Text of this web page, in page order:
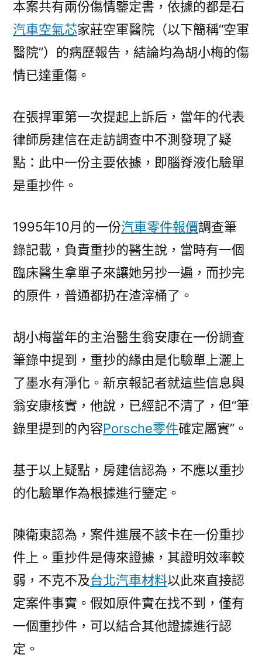
本案共有兩份傷情鑒定書，依據的都是石
汽車空氣芯家莊空軍醫院（以下簡稱“空軍
醫院”）的病歷報告，結論均為胡小梅的傷
情已達重傷。
在張捍軍第一次提起上訴后，當年的代表
律師房建信在走訪調查中不測發現了疑
點：此中一份主要依據，即腦脊液化驗單
是重抄件。
1995年10月的一份汽車零件報價調查筆
錄記載，負責重抄的醫生說，當時有一個
臨床醫生拿單子來讓她另抄一遍，而抄完
的原件，普通都扔在渣滓桶了。
胡小梅當年的主治醫生翁安康在一份調查
筆錄中提到，重抄的緣由是化驗單上灑上
了墨水有淨化。新京報記者就這些信息與
翁安康核實，他說，已經記不清了，但“筆
錄里提到的內容Porsche零件確定屬實”。
基于以上疑點，房建信認為，不應以重抄
的化驗單作為根據進行鑒定。
陳衛東認為，案件進展不該卡在一份重抄
件上。重抄件是傳來證據，其證明效率較
弱，不克不及台北汽車材料以此來直接認
定案件事實。假如原件實在找不到，僅有
一個重抄件，可以結合其他證據進行認
定。